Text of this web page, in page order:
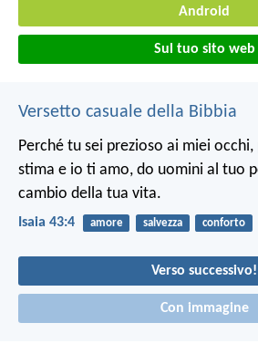
Android
Sul tuo sito web
Versetto casuale della Bibbia
Perché tu sei prezioso ai miei occhi,
stima e io ti amo, do uomini al tuo
cambio della tua vita.
Isaia 43:4 amore salvezza conforto
Verso successivo!
Con immagine